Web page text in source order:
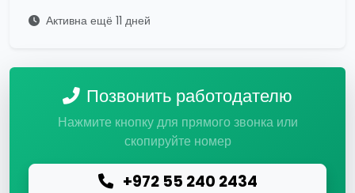
Активна ещё 11 дней
Позвонить работодателю
Нажмите кнопку для прямого звонка или
скопируйте номер
+972 55 240 2434